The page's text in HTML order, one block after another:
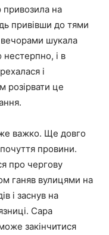
привозила на
привівши до тями
вечорами шукала
нестерпно, і в
і
розірвати це
важко. Ще довго
провини.
про чергову
ганяв вулицями на
і заснув на
Сара
закінчитися